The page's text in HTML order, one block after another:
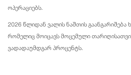
ოპერაციებს.
2026 წლიდან ვალის ნაშთის
რომელიც მოიცავს მოცემული
ვადადაუმდგარ პროცენტს.